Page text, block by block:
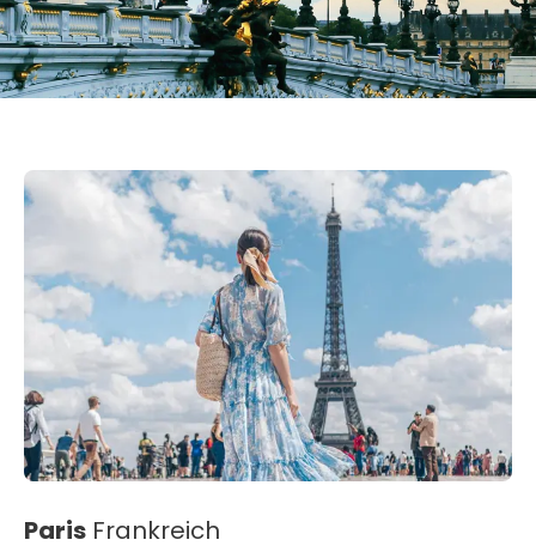
Paris Frankreich